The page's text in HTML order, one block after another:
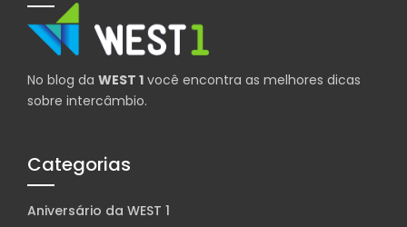
No blog da WEST 1 você encontra as melhores dicas
sobre intercâmbio.
Categorias
Aniversário da WEST 1